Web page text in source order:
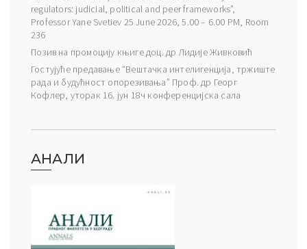
regulators: judicial, political and peer frameworks”,
Professor Yane Svetiev 25 June 2026, 5.00 – 6.00 PM, Room
236
Позив на промоцију књиге доц. др Лидије Живковић
Гостујуће предавање “Вештачка интелигенција, тржиште
рада и будућност опорезивања” Проф. др Георг
Кофлер, уторак 16. јун 18ч конференцијска сала
АНАЛИ